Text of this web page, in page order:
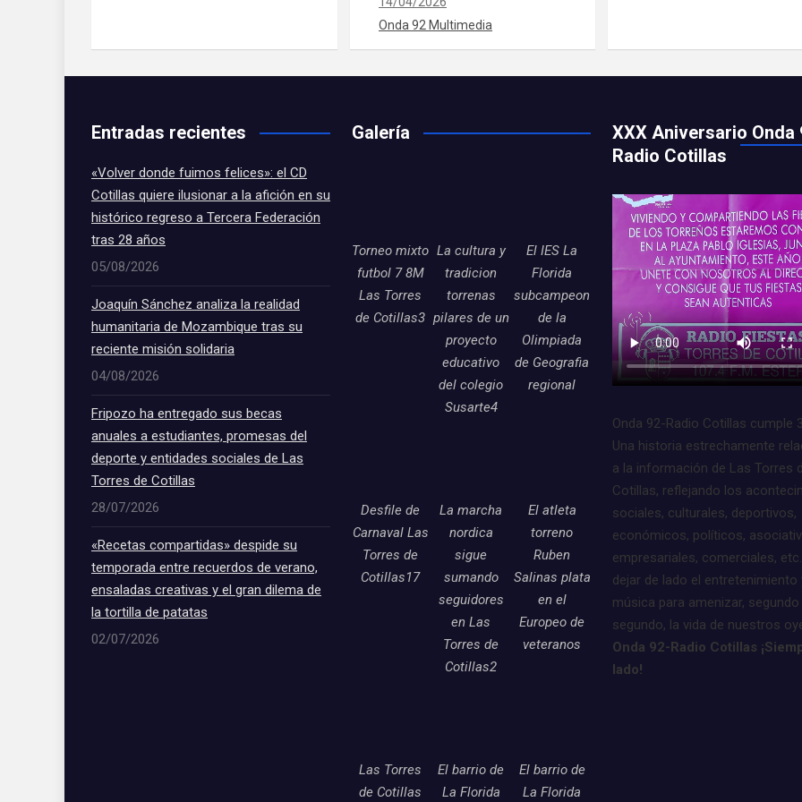
Onda 92 Multimedia
Entradas recientes
«Volver donde fuimos felices»: el CD
Cotillas quiere ilusionar a la afición en su
histórico regreso a Tercera Federación
tras 28 años
05/08/2026
Joaquín Sánchez analiza la realidad
humanitaria de Mozambique tras su
reciente misión solidaria
04/08/2026
Fripozo ha entregado sus becas
anuales a estudiantes, promesas del
deporte y entidades sociales de Las
Torres de Cotillas
28/07/2026
«Recetas compartidas» despide su
temporada entre recuerdos de verano,
ensaladas creativas y el gran dilema de
la tortilla de patatas
02/07/2026
Galería
Torneo mixto
futbol 7 8M
Las Torres
de Cotillas3
La cultura y
tradicion
torrenas
pilares de un
proyecto
educativo
del colegio
Susarte4
El IES La
Florida
subcampeon
de la
Olimpiada
de Geografia
regional
Desfile de
Carnaval Las
Torres de
Cotillas17
La marcha
nordica
sigue
sumando
seguidores
en Las
Torres de
Cotillas2
El atleta
torreno
Ruben
Salinas plata
en el
Europeo de
veteranos
Las Torres
de Cotillas
El barrio de
La Florida
El barrio de
La Florida
XXX Aniversario Onda
Radio Cotillas
Onda 92-Radio Cotillas cumple
Una historia estrechamente
a la información de Las Torres
Cotillas, reflejando los
sociales, culturales, deportivos,
económicos, políticos,
empresariales, comerciales,
dejar de lado el entretenimiento
música para amenizar, segundo
segundo, la vida de nuestros
Onda 92-Radio Cotillas
lado!